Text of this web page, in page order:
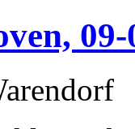
09-